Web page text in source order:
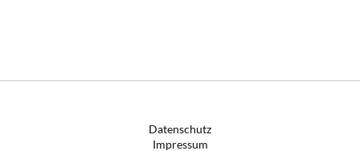
Datenschutz
Impressum